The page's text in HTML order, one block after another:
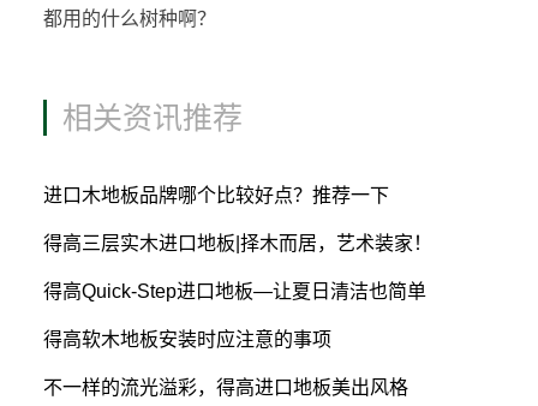
都用的什么树种啊？
相关资讯推荐
进口木地板品牌哪个比较好点？推荐一下
得高三层实木进口地板|择木而居，艺术装家！
得高Quick-Step进口地板—让夏日清洁也简单
得高软木地板安装时应注意的事项
不一样的流光溢彩，得高进口地板美出风格